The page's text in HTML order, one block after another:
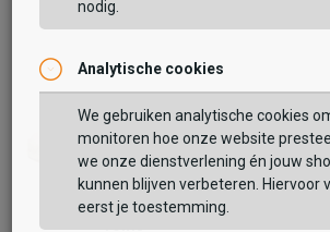
Toms
nodig.
Analytische cookies
We gebruiken analytische cookies
monitoren hoe onze website
we onze dienstverlening én jouw
kunnen blijven verbeteren. Hiervoor
eerst je toestemming.